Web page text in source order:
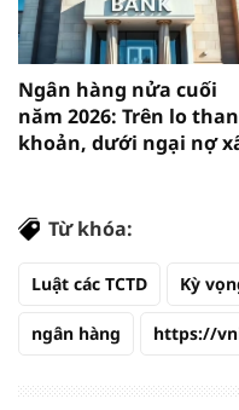
Ngân hàng nửa cuối
năm 2026: Trên lo
khoản, dưới ngại nợ
Từ khóa:
Luật các TCTD Kỳ
ngân hàng https://